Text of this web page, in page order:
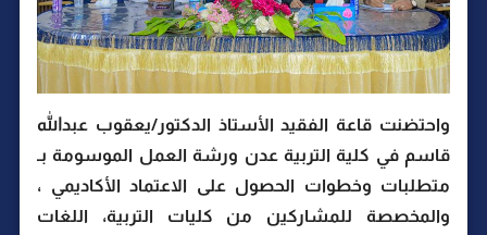
واحتضنت قاعة الفقيد الأستاذ الدكتور/يعقوب عبدالله
قاسم في كلية التربية عدن ورشة العمل الموسومة بـ
متطلبات وخطوات الحصول على الاعتماد الأكاديمي ،
والمخصصة للمشاركين من كليات التربية، اللغات